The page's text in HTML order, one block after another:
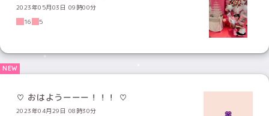
2023年05月03日 09時00分
16
5
♡ おはようーーー！！！ ♡
2023年04月29日 08時30分